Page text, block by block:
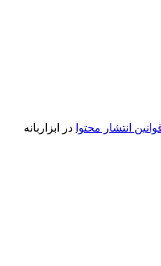
انتشار محتوا در ابزاربانه